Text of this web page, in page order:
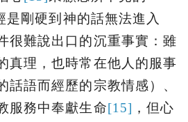
是剛硬到神的話無法進入
很難說出口的沉重事實：雖
真理，也時常在他人的服事
話語而經歷的宗教情感）、
服務中奉獻生命[15] ，但心